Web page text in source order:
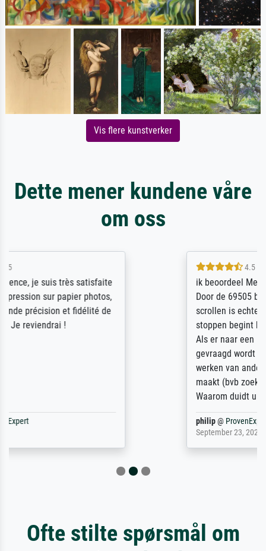
Vis flere kunstverker
Dette mener kundene våre
om oss
ik beoordeel Meisterdrucke zeer positief.
Door de 69505 beschikbare kunstenaars
scrollen is echter onbegonnen werk (na
stoppen begint het weer van voor af aan).
gevraagd wordt krijg je ook een aantal
werken van andere wat het onoverzichtelijk
maakt (bvb zoek Ros = ook Rops, Rose etc).
Ofte stilte spørsmål om